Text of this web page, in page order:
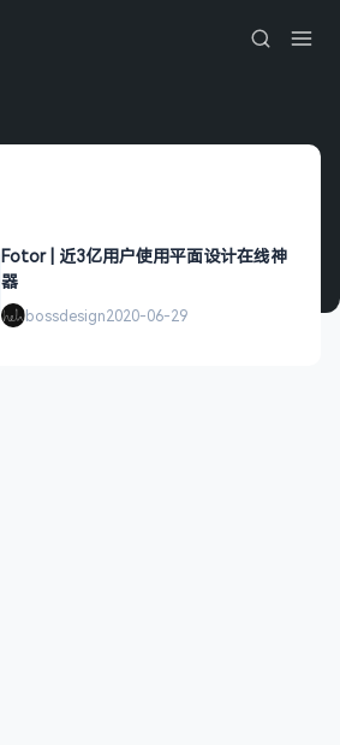
Fotor | 近3亿用户使用平面设计在线神
器
bossdesign2020-06-29